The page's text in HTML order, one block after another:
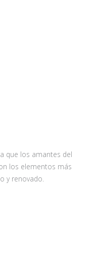
que los amantes del
los elementos más
y renovado.